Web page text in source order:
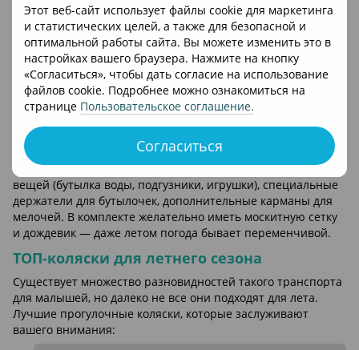
Этот веб-сайт использует файлы cookie для маркетинга
и статистических целей, а также для безопасной и
оптимальной работы сайта. Вы можете изменить это в
настройках вашего браузера. Нажмите на кнопку
«Согласиться», чтобы дать согласие на использование
файлов cookie. Подробнее можно ознакомиться на
странице Пользовательское соглашение.
Согласиться
Дополнительные функции, которые
пригодятся летом
Задумываясь о том, как выбрать прогулочную коляску,
обратите внимание на то, что помимо базовых
характеристик, есть ряд дополнительных функций,
которые значительно улучшают использование этого
транспорта летом. Это может показаться мелочами, но
именно они формируют впечатление от пользования в
долгосрочной перспективе.
Например, наличие вместительной корзины для покупок и
вещей (бутылка воды, подгузники, игрушки), специальные
держатели для бутылочек, дополнительные карманы для
мелочей. В комплекте желательно иметь москитную сетку
и дождевик — даже летом погода бывает переменчивой.
ТОП-коляски для летнего сезона
Существует множество разновидностей такого транспорта
для малышей, но далеко не все они подходят для лета.
Лучшие прогулочные коляски, которые заслуживают
вашего внимания: